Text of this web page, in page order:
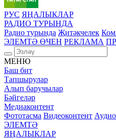
РУС ЯҢАЛЫКЛАР
РАДИО ТУРЫНДА
Радио турында Җитәкчелек
ЭЛЕМТӘ ӨЧЕН РЕКЛАМА
МЕНЮ
Баш бит
Тапшырулар
Алып баручылар
Бәйгеләр
Медиаконтент
Фототасма Видеоконтент
ЭЛЕМТӘ
ЯҢАЛЫКЛАР